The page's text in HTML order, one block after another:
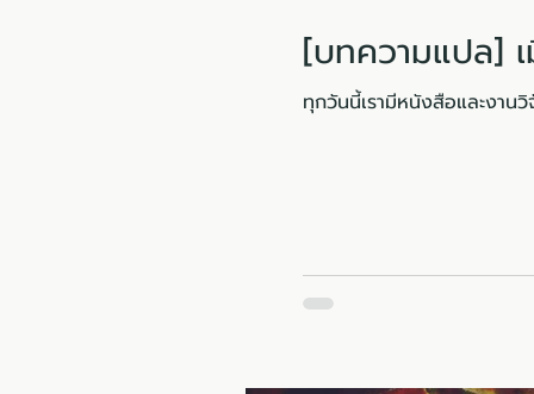
[บทความแปล]
ทุกวันนี้เรามีหนังสือและงา